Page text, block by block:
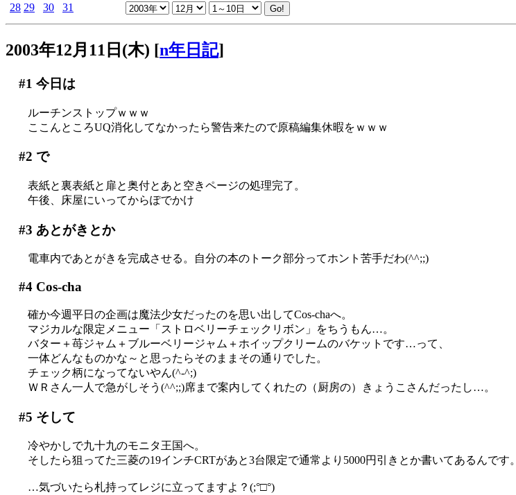
28 29 30 31
2003年12月11日(木) [n年日記]
#1 今日は
ルーチンストップｗｗｗ
ここんところUQ消化してなかったら警告来たので原稿編集休暇をｗｗｗ
#2 で
表紙と裏表紙と扉と奥付とあと空きページの処理完了。
午後、床屋にいってからぽでかけ
#3 あとがきとか
電車内であとがきを完成させる。自分の本のトーク部分ってホント苦手だわ(^^;;)
#4Cos-cha
確か今週平日の企画は魔法少女だったのを思い出してCos-chaへ。
マジカルな限定メニュー「ストロベリーチェックリボン」をちうもん…。
バター＋苺ジャム＋ブルーベリージャム＋ホイップクリームのバケットです…って、
一体どんなものかな～と思ったらそのままその通りでした。
チェック柄になってないやん(^-^;)
ＷＲさん一人で急がしそう(^^;;)席まで案内してくれたの（厨房の）きょうこさんだったし…。
#5 そして
冷やかしで九十九のモニタ王国へ。
そしたら狙ってた三菱の19インチCRTがあと3台限定で通常より5000円引きとか書いてあるんです。
…気づいたら札持ってレジに立ってますよ？(;°□°)